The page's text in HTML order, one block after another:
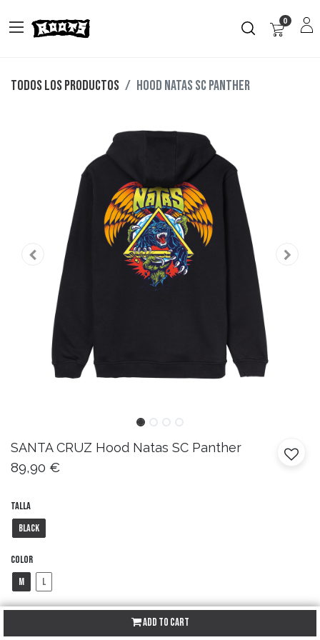
0
Todos los productos Hood Natas SC Panther
SANTA CRUZ Hood Natas SC Panther
89,90 €
Talla
Black
Color
M
L
Add to Cart